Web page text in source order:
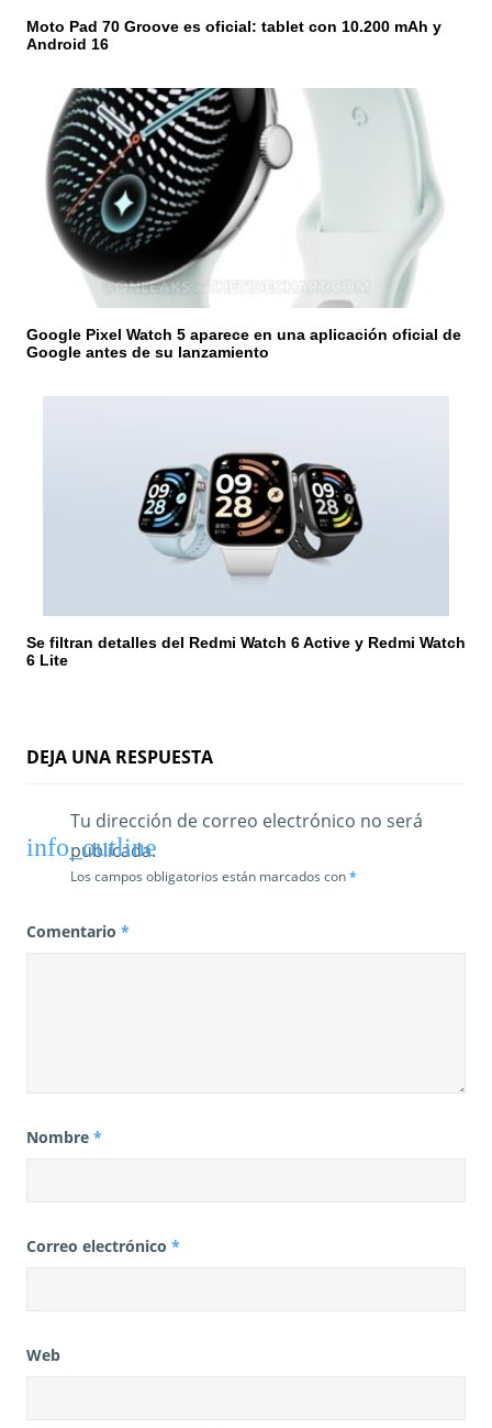
a
d
Moto Pad 70 Groove es oficial: tablet con 10.200 mAh y
Android 16
Google Pixel Watch 5 aparece en una aplicación oficial de
Google antes de su lanzamiento
Se filtran detalles del Redmi Watch 6 Active y Redmi Watch
6 Lite
DEJA UNA RESPUESTA
Tu dirección de correo electrónico no será
publicada.
Los campos obligatorios están marcados con*
Comentario *
Nombre *
Correo electrónico *
Web